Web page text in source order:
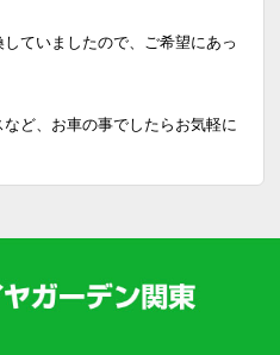
ていましたので、ご希望にあっ
ど、お車の事でしたらお気軽に